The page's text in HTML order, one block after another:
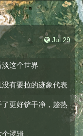
Jul 29
这个世界
有要拉的迹象代表
更好铲干净，趁热
个逻辑